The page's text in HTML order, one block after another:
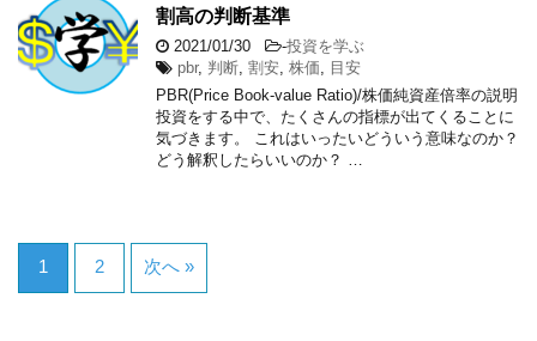
割高の判断基準
2021/01/30 -投資を学ぶ
pbr, 判断 割安 株価
目安
PBR(Price Book-value Ratio)/株価純資産倍率の説明
投資をする中で、たくさんの指標が出てくることに
気づきます。 これはいったいどういう意味なのか？
どう解釈したらいいのか？ …
1 2 次へ »